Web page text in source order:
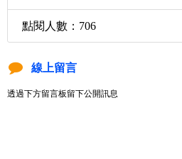
點閱人數：706
線上留言
透過下方留言板留下公開訊息